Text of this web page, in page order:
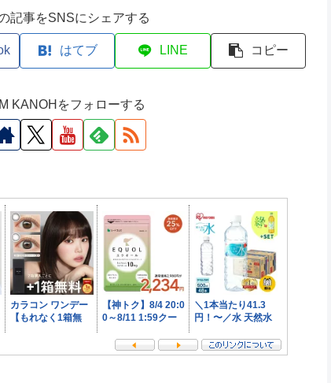
記事をSNSにシェアする
はてブ LINE コピー
KANOHをフォローする